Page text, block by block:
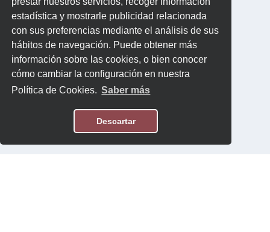
estadística y mostrarle publicidad relacionada
con sus preferencias mediante el análisis de sus
hábitos de navegación. Puede obtener más
información sobre las cookies, o bien conocer
cómo cambiar la configuración en nuestra
Política de Cookies. Saber más
Descartar